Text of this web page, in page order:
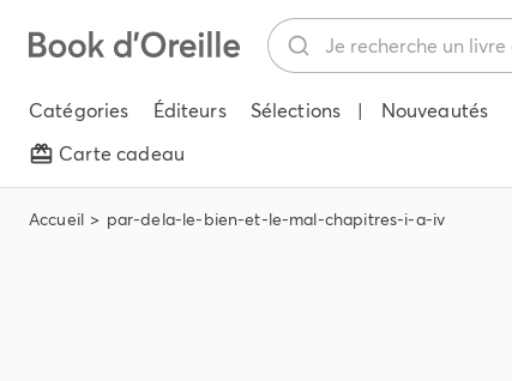
Catégories Éditeurs Sélections | Nouveautés
Carte cadeau
Accueil par-dela-le-bien-et-le-mal-chapitres-i-a-iv